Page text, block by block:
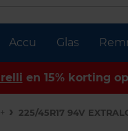
Accu Glas
en 15% korting op
225/45R17 94V